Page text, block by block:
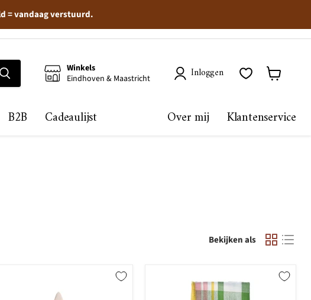
= vandaag verstuurd.
Winkels
Eindhoven & Maastricht
Inloggen
B2B Cadeaulijst Over mij Klantenservice
Bekijken als